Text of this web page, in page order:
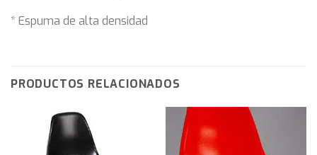
* Espuma de alta densidad
PRODUCTOS RELACIONADOS